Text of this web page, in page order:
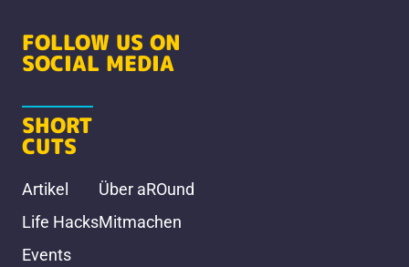
FOLLOW US ON
SOCIAL MEDIA
SHORT
CUTS
Artikel
Life Hacks
Events
Über aROund
Mitmachen